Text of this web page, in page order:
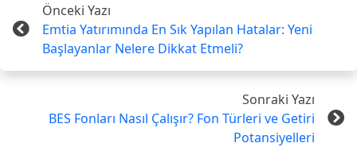
Önceki Yazı
Emtia Yatırımında En Sık Yapılan Hatalar: Yeni
Başlayanlar Nelere Dikkat Etmeli?
Sonraki Yazı
BES Fonları Nasıl Çalışır? Fon Türleri ve Getiri
Potansiyelleri